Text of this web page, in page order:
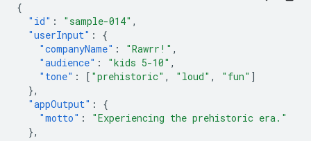
{
"id" : "sample-014" ,
"userInput" :
{
"companyName" : "Rawrr!" ,
"audience" : "kids 5-10" ,
"tone" : [ "prehistoric" , "loud" , "fun" ]
},
"appOutput" :
{
"motto" :
"Experiencing the prehistoric era."
},